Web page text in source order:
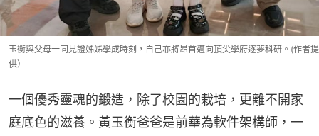
玉衡與父母一同見證姊姊學成時刻，自己亦將昂首邁向頂尖學府逐夢科研。(作者提
供）
一個優秀靈魂的鍛造，除了校園的栽培，更離不開家
庭底色的滋養。黃玉衡爸爸是前華為軟件架構師，一